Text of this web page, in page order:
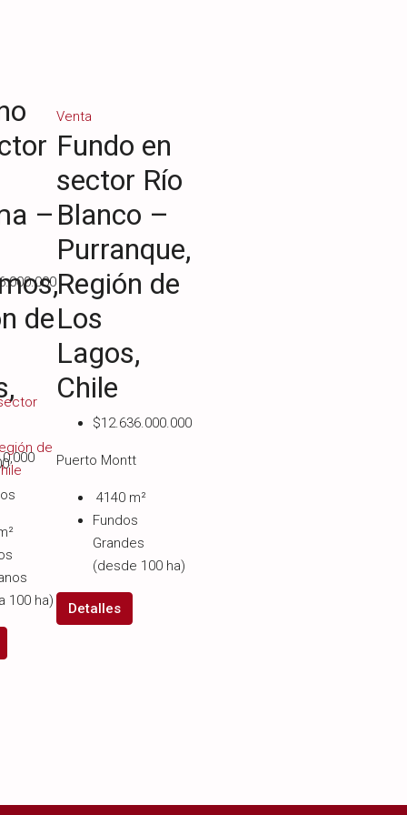
–
de
100 ha)
Venta
Fundo en
sector Río
Blanco –
Purranque,
Región de
Los
Lagos,
Chile
$12.636.000.000
Puerto Montt
4140 m²
Fundos
Grandes
(desde 100 ha)
Detalles